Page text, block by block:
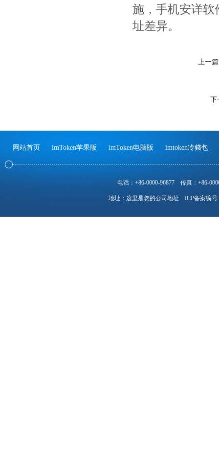
施，手机安详软
址差异。
上一
下
网站首页 imToken苹果版 imToken电脑版 imtoken冷錢包
电话：+86-0000-96877 传真：+86-
地址：这里是您的公司地址 ICP备案编号